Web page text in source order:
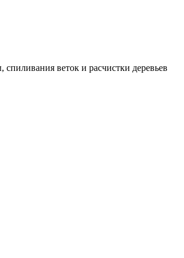
веток и расчистки деревьев